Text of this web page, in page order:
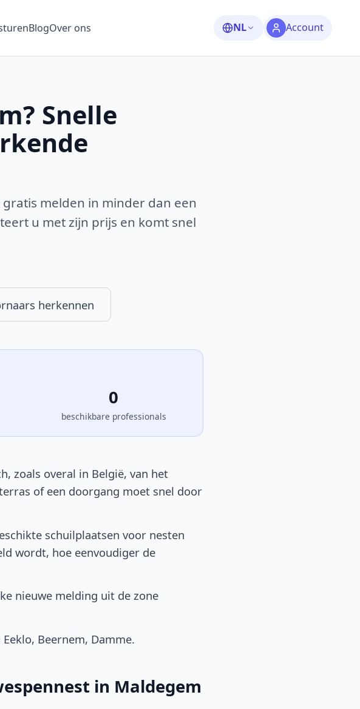
BlogOver ons NL Account
Snelle
melden in minder dan een
u met zijn prijs en komt snel
herkennen
0
beschikbare professionals
zoals overal in België, van het
of een doorgang moet snel door
schuilplaatsen voor nesten
wordt, hoe eenvoudiger de
nieuwe melding uit de zone
Beernem, Damme.
in Maldegem